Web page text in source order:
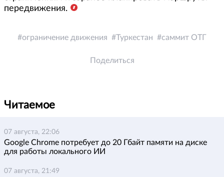
передвижения.
ограничение движения Туркестан саммит ОТГ
Поделиться
Читаемое
07 августа, 22:06
Google Chrome потребует до 20 Гбайт памяти на диске
для работы локального ИИ
07 августа, 21:49